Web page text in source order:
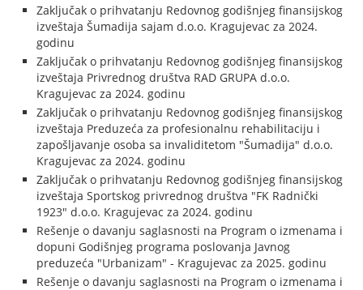
Zaključak o prihvatanju Redovnog godišnjeg finansijskog
izveštaja Šumadija sajam d.o.o. Kragujevac za 2024.
godinu
Zaključak o prihvatanju Redovnog godišnjeg finansijskog
izveštaja Privrednog društva RAD GRUPA d.o.o.
Kragujevac za 2024. godinu
Zaključak o prihvatanju Redovnog godišnjeg finansijskog
izveštaja Preduzeća za profesionalnu rehabilitaciju i
zapošljavanje osoba sa invaliditetom "Šumadija" d.o.o.
Kragujevac za 2024. godinu
Zaključak o prihvatanju Redovnog godišnjeg finansijskog
izveštaja Sportskog privrednog društva "FK Radnički
1923" d.o.o. Kragujevac za 2024. godinu
Rešenje o davanju saglasnosti na Program o izmenama i
dopuni Godišnjeg programa poslovanja Javnog
preduzeća "Urbanizam" - Kragujevac za 2025. godinu
Rešenje o davanju saglasnosti na Program o izmenama i